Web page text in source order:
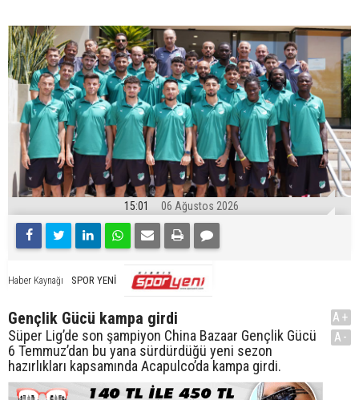
15:01 06 Ağustos 2026
Haber Kaynağı SPOR YENİ
Gençlik Gücü kampa girdi
Süper Lig’de son şampiyon China Bazaar Gençlik Gücü
6 Temmuz’dan bu yana sürdürdüğü yeni sezon
hazırlıkları kapsamında Acapulco’da kampa girdi.
A+
A-